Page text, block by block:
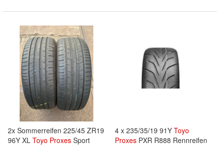
2x Sommerreifen 225/45 ZR19
96Y XL Toyo Proxes Sport
4 x 235/35/19 91Y Toyo
Proxes PXR R888 Rennreifen